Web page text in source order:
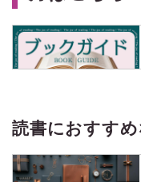
読書におすす